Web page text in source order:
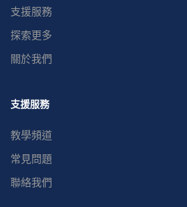
支援服務
探索更多
關於我們
支援服務
教學頻道
常見問題
聯絡我們